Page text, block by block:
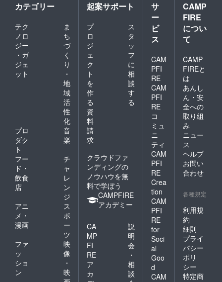
カテゴリー
テク
ノロ
ジー
・ガ
ジェ
ット
ま
ち
づ
く
り
・
地
域
活
性
化
プロ
ダク
ト
音
楽
フー
ド・
飲食
店
チ
ャ
レ
ン
ジ
アニ
メ・
漫画
ス
ポ
ー
ツ
ファ
ッ
ショ
ン
映
像
・
映
起案サポート
プ
ロ
ジ
ェ
ク
ト
を
作
る
ス
タ
ッ
フ
に
相
談
す
る
資
料
請
求
クラウドファ
ンディングの
ノウハウを無
料で学ぼう
CAMPFIRE
アカデミー
CA
MP
FI
RE
ア
カ
説
明
会
・
相
談
サ
ー
ビ
ス
CAM
PFI
RE
CAM
PFI
RE
コ
ミュ
ニ
ティ
CAM
PFI
RE
Crea
tion
CAM
PFI
RE
for
Soci
al
Goo
d
CAM
CAMP
FIRE
につい
て
CAMP
FIREと
は
あんし
ん・安
全への
取り組
み
ニュー
ス
ヘルプ
お問い
合わせ
各種規定
利用規
約
細則
プライ
バシー
ポリ
シー
特定商